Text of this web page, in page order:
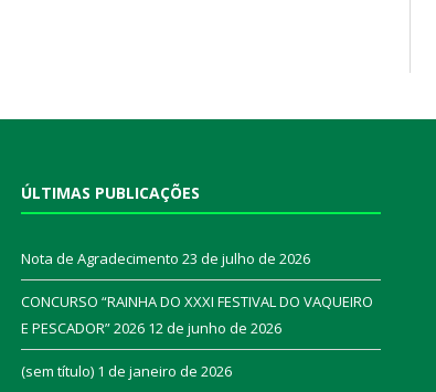
ÚLTIMAS PUBLICAÇÕES
Nota de Agradecimento 23 de julho de 2026
CONCURSO “RAINHA DO XXXI FESTIVAL DO VAQUEIRO
E PESCADOR” 2026 12 de junho de 2026
(sem título) 1 de janeiro de 2026